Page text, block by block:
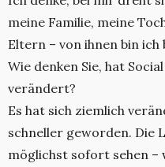
meine Familie, meine
Eltern – von ihnen bin ich
Wie denken Sie, hat
verändert?
Es hat sich ziemlich
schneller geworden. Die
möglichst sofort sehen –